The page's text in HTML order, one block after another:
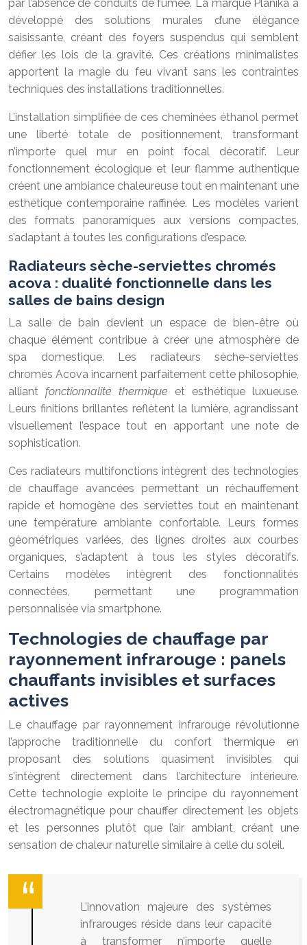
par l’absence de conduits de fumée. La marque Planika a
développé des solutions murales d’une élégance
saisissante, créant des foyers suspendus qui semblent
défier les lois de la gravité. Ces créations minimalistes
apportent la magie du feu vivant sans les contraintes
techniques des installations traditionnelles.
L’installation simplifiée de ces cheminées éthanol permet
une liberté totale de positionnement, transformant
n’importe quel mur en point focal décoratif. Leur
fonctionnement écologique et leur flamme authentique
créent une ambiance chaleureuse tout en maintenant une
esthétique contemporaine raffinée. Les modèles varient
des formats panoramiques aux versions compactes,
s’adaptant à toutes les configurations d’espace.
Radiateurs sèche-serviettes chromés
acova : dualité fonctionnelle dans les
salles de bains design
La salle de bain devient un espace de bien-être où
chaque élément contribue à créer une atmosphère de
spa domestique. Les radiateurs sèche-serviettes
chromés Acova incarnent parfaitement cette philosophie,
alliant fonctionnalité thermique et esthétique luxueuse.
Leurs finitions brillantes reflètent la lumière, agrandissant
visuellement l’espace tout en apportant une note de
sophistication.
Ces radiateurs multifonctions intègrent des technologies
de chauffage avancées permettant un réchauffement
rapide et homogène des serviettes tout en maintenant
une température ambiante confortable. Leurs formes
géométriques variées, des lignes droites aux courbes
organiques, s’adaptent à tous les styles décoratifs.
Certains modèles intègrent des fonctionnalités
connectées, permettant une programmation
personnalisée via smartphone.
Technologies de chauffage par
rayonnement infrarouge : panels
chauffants invisibles et surfaces
actives
Le chauffage par rayonnement infrarouge révolutionne
l’approche traditionnelle du confort thermique en
proposant des solutions quasiment invisibles qui
s’intègrent directement dans l’architecture intérieure.
Cette technologie exploite le principe du rayonnement
électromagnétique pour chauffer directement les objets
et les personnes plutôt que l’air ambiant, créant une
sensation de chaleur naturelle similaire à celle du soleil.
L’innovation majeure des systèmes
infrarouges réside dans leur capacité
à transformer n’importe quelle